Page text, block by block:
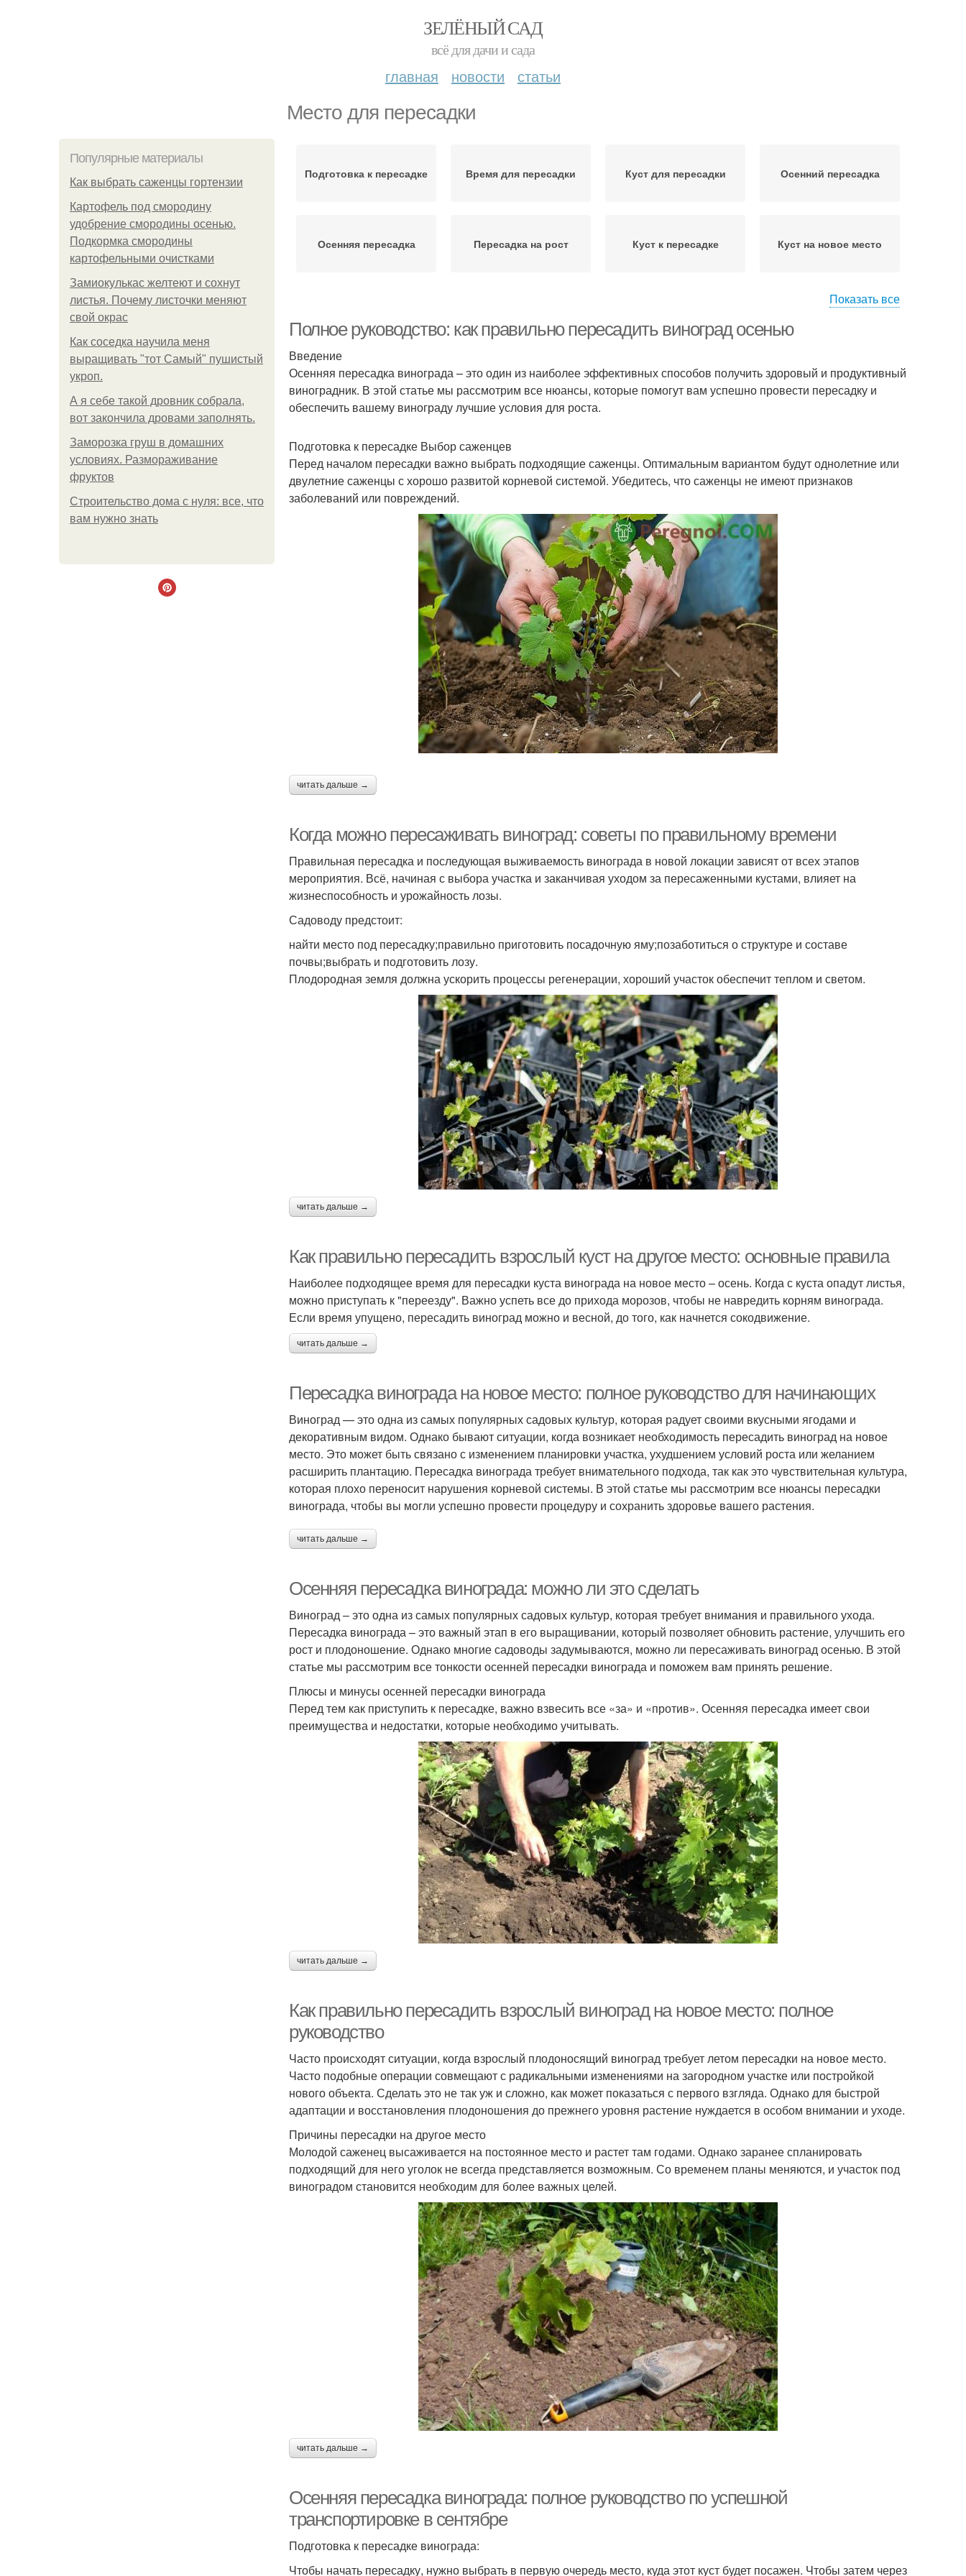
ЗЕЛЁНЫЙ САД
всё для дачи и сада
главная новости статьи
Место для пересадки
Популярные материалы
Как выбрать саженцы гортензии
Картофель под смородину
удобрение смородины осенью.
Подкормка смородины
картофельными очистками
Замиокулькас желтеют и сохнут
листья. Почему листочки меняют
свой окрас
Как соседка научила меня
выращивать "тот Самый" пушистый
укроп.
А я себе такой дровник собрала,
вот закончила дровами заполнять.
Заморозка груш в домашних
условиях. Размораживание
фруктов
Строительство дома с нуля: все, что
вам нужно знать
Подготовка к пересадке Время для пересадки Куст для пересадки Осенний пересадка
Осенняя пересадка Пересадка на рост Куст к пересадке Куст на новое место
Виноград на новое
Пошаговая пересадка
Пересадки на новое
место
Виноград на новом
месте
Места для пересадки
Инструкция по
пересадке
Пересадки в
зависимости
пересадки
Ошибки при пересадке
Куст к осенней
пересадке
Куст перед пересадкой
Советы по осенней
пересадке
Период для пересадки
Пересадка в октябре
Виноград к осенней
пересадке
Места для посадки
Пересадки в конце Октябрь от пересадки Риски при пересадке
Виноград перед
Необходимость в
пересадке
Показать все
Полное руководство: как правильно пересадить виноград осенью
Введение
Осенняя пересадка винограда – это один из наиболее эффективных способов получить здоровый и продуктивный
виноградник. В этой статье мы рассмотрим все нюансы, которые помогут вам успешно провести пересадку и
обеспечить вашему винограду лучшие условия для роста.
Подготовка к пересадке Выбор саженцев
Перед началом пересадки важно выбрать подходящие саженцы. Оптимальным вариантом будут однолетние или
двулетние саженцы с хорошо развитой корневой системой. Убедитесь, что саженцы не имеют признаков
заболеваний или повреждений.
читать дальше →
Когда можно пересаживать виноград: советы по правильному времени
Правильная пересадка и последующая выживаемость винограда в новой локации зависят от всех этапов
мероприятия. Всё, начиная с выбора участка и заканчивая уходом за пересаженными кустами, влияет на
жизнеспособность и урожайность лозы.
Садоводу предстоит:
найти место под пересадку;правильно приготовить посадочную яму;позаботиться о структуре и составе
почвы;выбрать и подготовить лозу.
Плодородная земля должна ускорить процессы регенерации, хороший участок обеспечит теплом и светом.
читать дальше →
Как правильно пересадить взрослый куст на другое место: основные правила
Наиболее подходящее время для пересадки куста винограда на новое место – осень. Когда с куста опадут листья,
можно приступать к "переезду". Важно успеть все до прихода морозов, чтобы не навредить корням винограда.
Если время упущено, пересадить виноград можно и весной, до того, как начнется сокодвижение.
читать дальше →
Пересадка винограда на новое место: полное руководство для начинающих
Виноград — это одна из самых популярных садовых культур, которая радует своими вкусными ягодами и
декоративным видом. Однако бывают ситуации, когда возникает необходимость пересадить виноград на новое
место. Это может быть связано с изменением планировки участка, ухудшением условий роста или желанием
расширить плантацию. Пересадка винограда требует внимательного подхода, так как это чувствительная культура,
которая плохо переносит нарушения корневой системы. В этой статье мы рассмотрим все нюансы пересадки
винограда, чтобы вы могли успешно провести процедуру и сохранить здоровье вашего растения.
читать дальше →
Осенняя пересадка винограда: можно ли это сделать
Виноград – это одна из самых популярных садовых культур, которая требует внимания и правильного ухода.
Пересадка винограда – это важный этап в его выращивании, который позволяет обновить растение, улучшить его
рост и плодоношение. Однако многие садоводы задумываются, можно ли пересаживать виноград осенью. В этой
статье мы рассмотрим все тонкости осенней пересадки винограда и поможем вам принять решение.
Плюсы и минусы осенней пересадки винограда
Перед тем как приступить к пересадке, важно взвесить все «за» и «против». Осенняя пересадка имеет свои
преимущества и недостатки, которые необходимо учитывать.
читать дальше →
Как правильно пересадить взрослый виноград на новое место: полное
руководство
Часто происходят ситуации, когда взрослый плодоносящий виноград требует летом пересадки на новое место.
Часто подобные операции совмещают с радикальными изменениями на загородном участке или постройкой
нового объекта. Сделать это не так уж и сложно, как может показаться с первого взгляда. Однако для быстрой
адаптации и восстановления плодоношения до прежнего уровня растение нуждается в особом внимании и уходе.
Причины пересадки на другое место
Молодой саженец высаживается на постоянное место и растет там годами. Однако заранее спланировать
подходящий для него уголок не всегда представляется возможным. Со временем планы меняются, и участок под
виноградом становится необходим для более важных целей.
читать дальше →
Осенняя пересадка винограда: полное руководство по успешной
транспортировке в сентябре
Подготовка к пересадке винограда:
Чтобы начать пересадку, нужно выбрать в первую очередь место, куда этот куст будет посажен. Чтобы затем через